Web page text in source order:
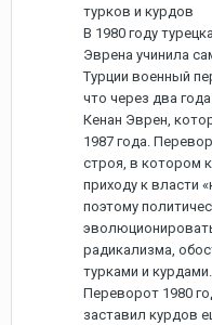
турков и курдов
В 1980 году
Эврена учинила
Турции военный
что через два
Кенан Эврен,
1987 года.
строя, в котором
приходу к власти
поэтому
радикализма,
турками и курдами.
Переворот 1980
заставил курдов